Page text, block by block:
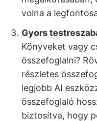
volna a
Gyors
Könyveket vagy
összefoglalni?
részletes
legjobb AI
összefoglaló
biztosítva, hogy